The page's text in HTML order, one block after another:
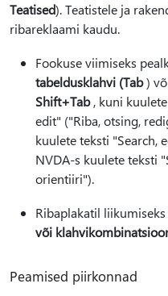
Teatised). Teatistele ja
ribareklaami kaudu.
Fookuse viimiseks
tabeldusklahvi (Tab)
Shift+Tab, kuni kuulete
edit" ("Riba, otsing,
kuulete teksti "Search,
NVDA-s kuulete teksti
orientiiri").
Ribaplakatil
või
Peamised piirkonnad